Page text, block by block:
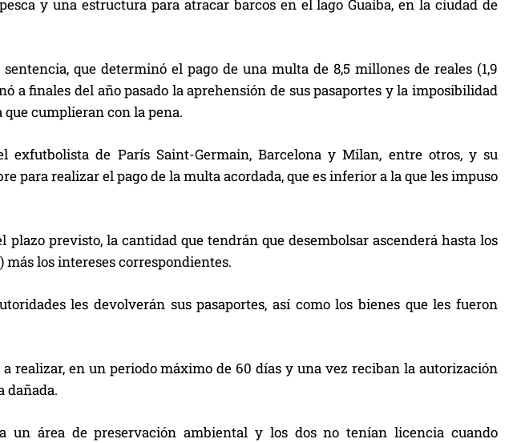
y una estructura para atracar barcos en el lago Guaíba, en la ciudad de
que determinó el pago de una multa de 8,5 millones de reales (1,9
a finales del año pasado la aprehensión de sus pasaportes y la imposibilidad
cumplieran con la pena.
exfutbolista de París Saint-Germain, Barcelona y Milan, entre otros, y su
para realizar el pago de la multa acordada, que es inferior a la que les impuso
plazo previsto, la cantidad que tendrán que desembolsar ascenderá hasta los
más los intereses correspondientes.
les devolverán sus pasaportes, así como los bienes que les fueron
realizar, en un periodo máximo de 60 días y una vez reciban la autorización
dañada.
un área de preservación ambiental y los dos no tenían licencia cuando